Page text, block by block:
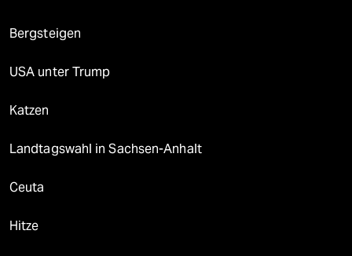
Bergsteigen
USA unter Trump
Katzen
Landtagswahl in Sachsen-Anhalt
Ceuta
Hitze